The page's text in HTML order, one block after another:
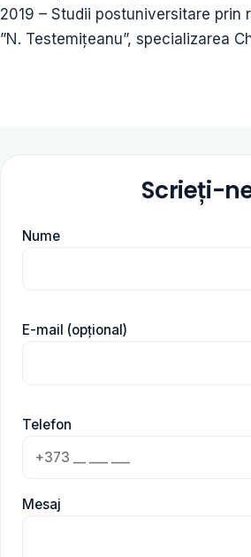
2019 – Studii postuniversitare prin
”N. Testemițeanu”, specializarea
Scrieți-
Nume
E-mail (opțional)
Telefon
Mesaj